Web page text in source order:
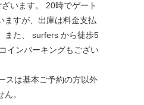
います。 20時でゲート
ますが、出庫は料金支払
また、 surfers から徒歩5
コインパーキングもござい
スは基本ご予約の方以外
。